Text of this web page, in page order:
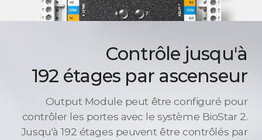
Contrôle jusqu'à
192 étages par ascenseur
Output Module peut être configuré pour
contrôler les portes avec le système BioStar 2.
Jusqu'à 192 étages peuvent être contrôlés par